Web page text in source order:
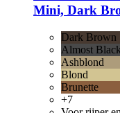
Mini, Dark
Dark Brown
Almost Black
Ashblond
Blond
Brunette
+7